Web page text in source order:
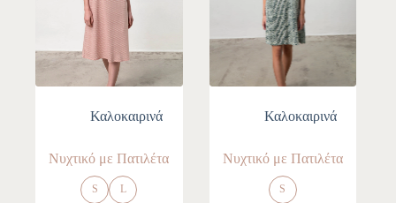
Καλοκαιρινά
Νυχτικό με Πατιλέτα
S L
Καλοκαιρινά
Νυχτικό με Πατιλέτα
S